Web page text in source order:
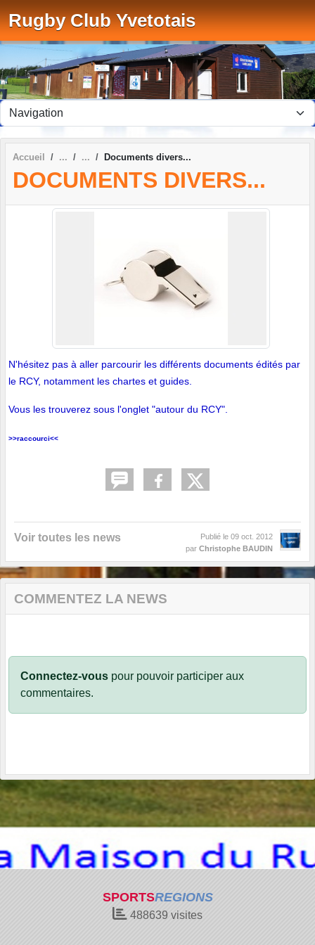
Rugby Club Yvetotais
Accueil Documents divers...
DOCUMENTS DIVERS...
N'hésitez pas à aller parcourir les différents documents édités par
le RCY, notamment les chartes et guides.
Vous les trouverez sous l'onglet "autour du RCY".
>>raccourci<<
Voir toutes les news Publié le 09 oct. 2012
par Christophe BAUDIN
COMMENTEZ LA NEWS
Connectez-vous pour pouvoir participer aux
commentaires.
SPORTSREGIONS
488639 visites